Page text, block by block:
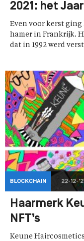
2021: het
Even voor kerst ging
hamer in Frankrijk.
dat in 1992 werd
BLOCKCHAIN 22-12-'21
Haarmerk
NFT’s
Keune